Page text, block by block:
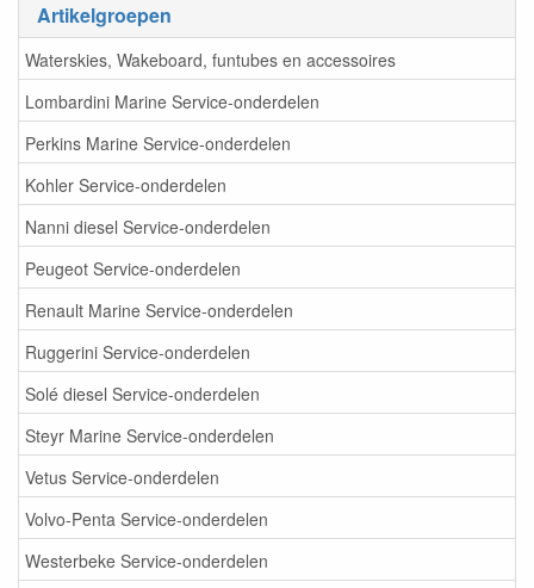
Artikelgroepen
Waterskies, Wakeboard, funtubes en accessoires
Lombardini Marine Service-onderdelen
Perkins Marine Service-onderdelen
Kohler Service-onderdelen
Nanni diesel Service-onderdelen
Peugeot Service-onderdelen
Renault Marine Service-onderdelen
Ruggerini Service-onderdelen
Solé diesel Service-onderdelen
Steyr Marine Service-onderdelen
Vetus Service-onderdelen
Volvo-Penta Service-onderdelen
Westerbeke Service-onderdelen